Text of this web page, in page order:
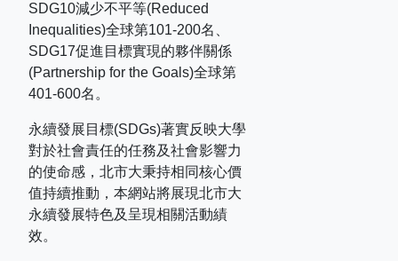
SDG10減少不平等(Reduced
Inequalities)全球第101-200名、
SDG17促進目標實現的夥伴關係
(Partnership for the Goals)全球第
401-600名。
永續發展目標(SDGs)著實反映大學
對於社會責任的任務及社會影響力
的使命感，北市大秉持相同核心價
值持續推動，本網站將展現北市大
永續發展特色及呈現相關活動績
效。